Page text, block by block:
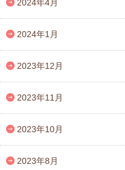
2024年4月
2024年1月
2023年12月
2023年11月
2023年10月
2023年8月